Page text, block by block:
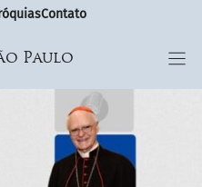
Contato
Paulo